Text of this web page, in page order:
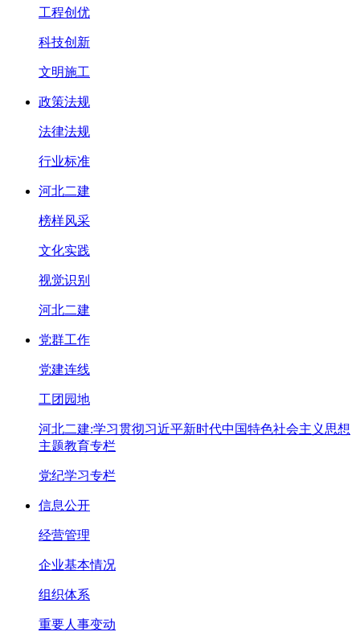
工程创优
科技创新
文明施工
政策法规
法律法规
行业标准
河北二建
榜样风采
文化实践
视觉识别
河北二建
党群工作
党建连线
工团园地
河北二建:学习贯彻习近平新时代中国特色社会主义思想
主题教育专栏
党纪学习专栏
信息公开
经营管理
企业基本情况
组织体系
重要人事变动